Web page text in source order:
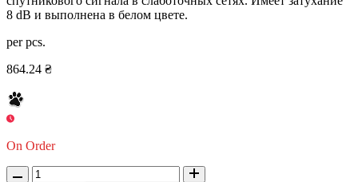
8 dB и выполнена в белом цвете.
per pcs.
864.24 ₴
On Order